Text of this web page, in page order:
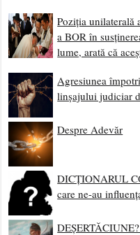
Poziția unilaterală
a BOR în
lume, arată că
Agresiunea
linșajului judiciar
Despre Adevăr
DICȚIONARUL
care ne-au